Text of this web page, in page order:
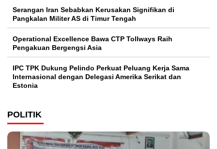
Serangan Iran Sebabkan Kerusakan Signifikan di
Pangkalan Militer AS di Timur Tengah
Operational Excellence Bawa CTP Tollways Raih
Pengakuan Bergengsi Asia
IPC TPK Dukung Pelindo Perkuat Peluang Kerja Sama
Internasional dengan Delegasi Amerika Serikat dan
Estonia
POLITIK